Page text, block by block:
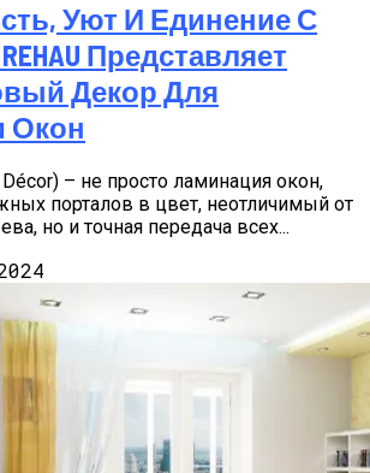
Уют И Единение С
Представляет
Декор Для
Окон
Décor) – не просто ламинация окон,
порталов в цвет, неотличимый от
но и точная передача всех...